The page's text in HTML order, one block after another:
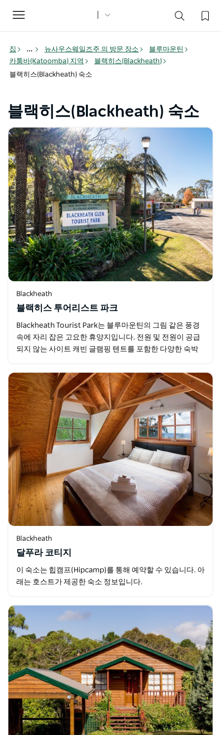
Toggle
navigation
집 ... 뉴사우스웨일즈주 의 방문 장소
블루마운틴
카툼바(Katoomba) 지역
블랙히스(Blackheath)
블랙히스(Blackheath) 숙소
블랙히스(Blackheath) 숙소
Blackheath
블랙히스 투어리스트 파크
Blackheath Tourist Park는 블루마운틴의 그림 같은 풍경
속에 자리 잡은 고요한 휴양지입니다. 전원 및 전원이 공급
되지 않는 사이트 캐빈 글램핑 텐트를 포함한 다양한 숙박
Blackheath
달푸라 코티지
이 숙소는 힙캠프(Hipcamp)를 통해 예약할 수 있습니다. 아
래는 호스트가 제공한 숙소 정보입니다.